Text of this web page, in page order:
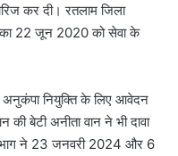
कर दी। रतलाम जिला
का 22 जून 2020 को सेवा के
नियुक्ति के लिए आवेदन
बेटी अनीता वान ने भी दावा
ने 23 जनवरी 2024 और 6